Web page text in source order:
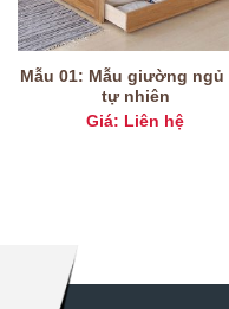
Mẫu 01: Mẫu giường ngủ
tự nhiên
Giá: Liên hệ